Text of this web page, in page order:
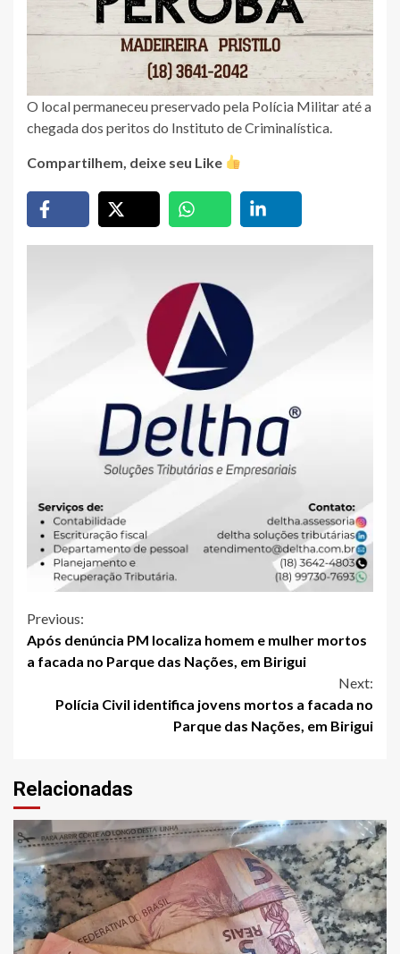
O local permaneceu preservado pela Polícia Militar até a
chegada dos peritos do Instituto de Criminalística.
Compartilhem, deixe seu Like
Continue
Reading
Previous:
Após denúncia PM localiza homem e mulher mortos
a facada no Parque das Nações, em Birigui
Next:
Polícia Civil identifica jovens mortos a facada no
Parque das Nações, em Birigui
Relacionadas